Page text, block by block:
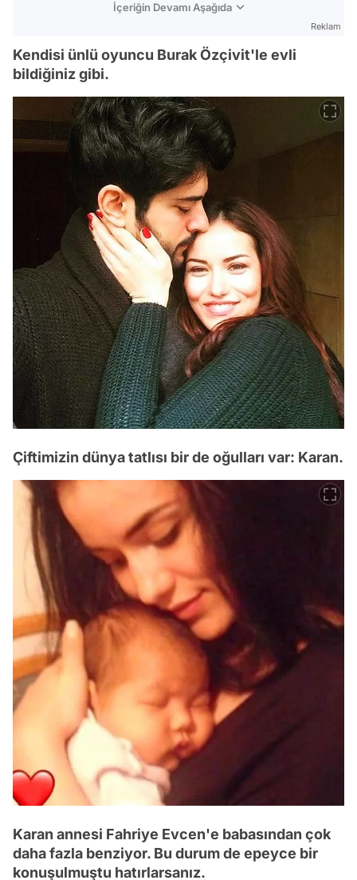
İçeriğin Devamı Aşağıda
Reklam
Kendisi ünlü oyuncu Burak Özçivit'le evli
bildiğiniz gibi.
Çiftimizin dünya tatlısı bir de oğulları var: Karan.
Karan annesi Fahriye Evcen'e babasından çok
daha fazla benziyor. Bu durum de epeyce bir
konuşulmuştu hatırlarsanız.